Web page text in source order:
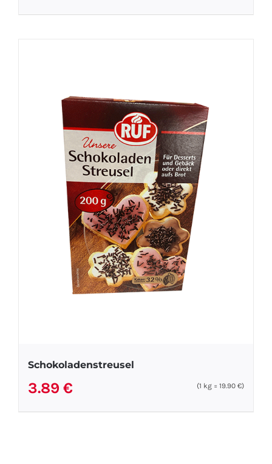
Schokoladenstreusel
3.89 € (1 kg =19.90€)